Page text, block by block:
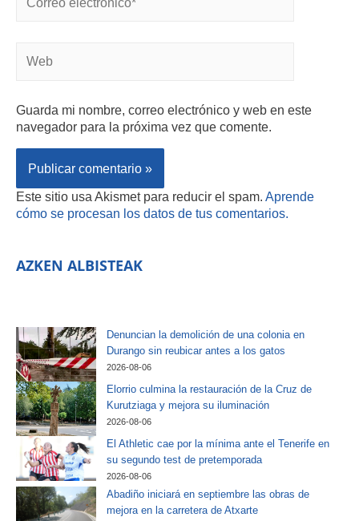
Guarda mi nombre, correo electrónico y web en este
navegador para la próxima vez que comente.
Este sitio usa Akismet para reducir el spam. Aprende
cómo se procesan los datos de tus comentarios.
AZKEN ALBISTEAK
Denuncian la demolición de una colonia en
Durango sin reubicar antes a los gatos
2026-08-06
Elorrio culmina la restauración de la Cruz de
Kurutziaga y mejora su iluminación
2026-08-06
El Athletic cae por la mínima ante el Tenerife en
su segundo test de pretemporada
2026-08-06
Abadiño iniciará en septiembre las obras de
mejora en la carretera de Atxarte